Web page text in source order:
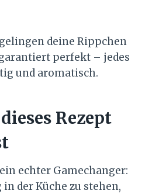
deine Rippchen
perfekt – jedes
und aromatisch.
Rezept
echter Gamechanger:
der Küche zu stehen,